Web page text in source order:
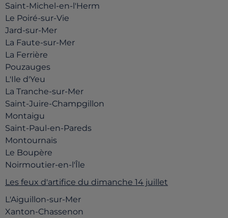
Saint-Michel-en-l'Herm
Le Poiré-sur-Vie
Jard-sur-Mer
La Faute-sur-Mer
La Ferrière
Pouzauges
L'Ile d'Yeu
La Tranche-sur-Mer
Saint-Juire-Champgillon
Montaigu
Saint-Paul-en-Pareds
Montournais
Le Boupère
Noirmoutier-en-l'Île
Les feux d'artifice du dimanche 14 juillet
L'Aiguillon-sur-Mer
Xanton-Chassenon